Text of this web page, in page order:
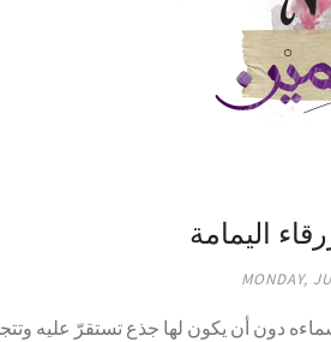
اليمامة
MONDAY,
دون أن يكون لها جذع تستقرّ عليه